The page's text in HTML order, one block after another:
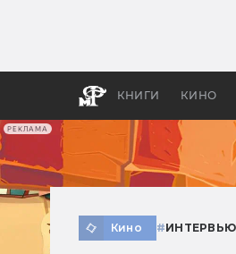
РЕКЛАМА
КНИГИ КИНО
Кино #ИНТЕРВЬЮ